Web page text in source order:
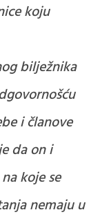
koju
bilježnika
i članove
da on i
koje se
nemaju u